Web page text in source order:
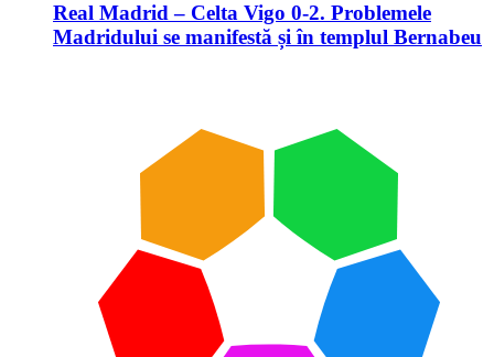
Real Madrid – Celta Vigo 0-2. Problemele
Madridului se manifestă și în templul Bernabeu